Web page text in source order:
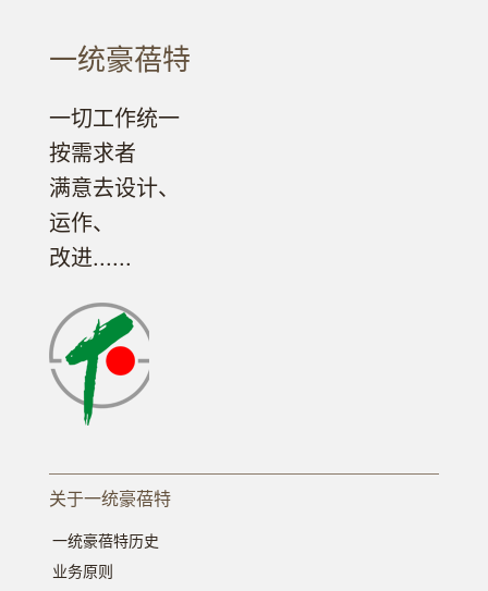
一统豪蓓特
一切工作统一
按需求者
满意去设计、
运作、
改进......
关于一统豪蓓特
一统豪蓓特历史
业务原则